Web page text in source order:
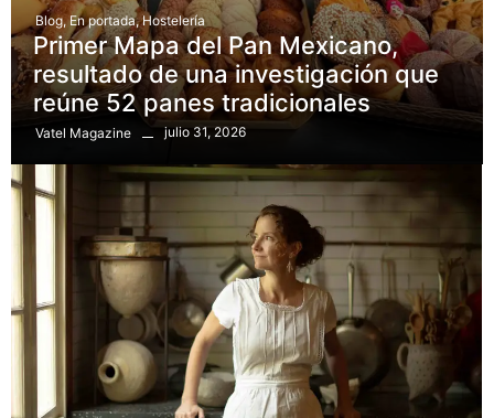
Blog, En portada, Hostelería
Primer Mapa del Pan Mexicano,
resultado de una investigación que
reúne 52 panes tradicionales
Vatel Magazine julio 31, 2026